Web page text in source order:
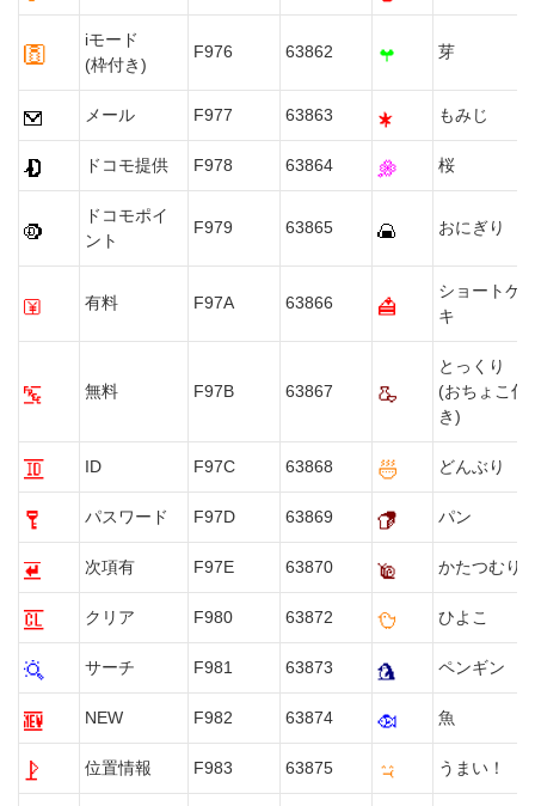
iモード
(枠付き)
F976 63862 芽
メール F977 63863 もみじ
ドコモ提供 F978 63864 桜
ドコモポイ
ント
F979 63865 おにぎり
有料 F97A 63866
ショートケ
キ
無料 F97B 63867
とっくり
(おちょこ付
き)
ID F97C 63868 どんぶり
パスワード F97D 63869 パン
次項有 F97E 63870 かたつむり
クリア F980 63872 ひよこ
サーチ F981 63873 ペンギン
NEW F982 63874 魚
位置情報 F983 63875 うまい！